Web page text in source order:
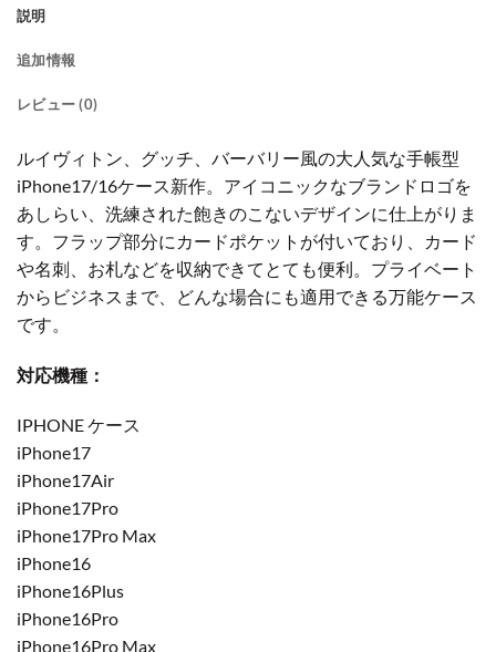
説明
追加情報
レビュー (0)
ルイヴィトン、グッチ、バーバリー風の大人気な手帳型
iPhone17/16ケース新作。アイコニックなブランドロゴを
あしらい、洗練された飽きのこないデザインに仕上がりま
す。フラップ部分にカードポケットが付いており、カード
や名刺、お札などを収納できてとても便利。プライベート
からビジネスまで、どんな場合にも適用できる万能ケース
です。
対応機種：
IPHONE ケース
iPhone17
iPhone17Air
iPhone17Pro
iPhone17Pro Max
iPhone16
iPhone16Plus
iPhone16Pro
iPhone16Pro Max